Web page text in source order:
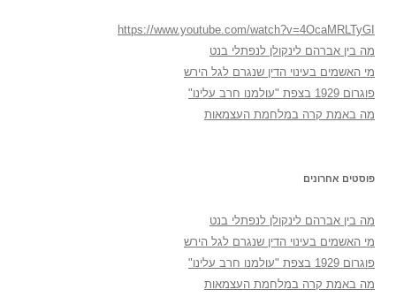
https://www.youtube.com/watch?v=4OcaMRLTyGI
מה בין אברהם לינקולן לנפתלי בנט
מי האשמים בעינוי הדין שנגרם לגל הירש
פוגרום 1929 בצפת "עולמנו חרב עלינו"
מה באמת קרה במלחמת העצמאות
פוסטים אחרונים
מה בין אברהם לינקולן לנפתלי בנט
מי האשמים בעינוי הדין שנגרם לגל הירש
פוגרום 1929 בצפת "עולמנו חרב עלינו"
מה באמת קרה במלחמת העצמאות